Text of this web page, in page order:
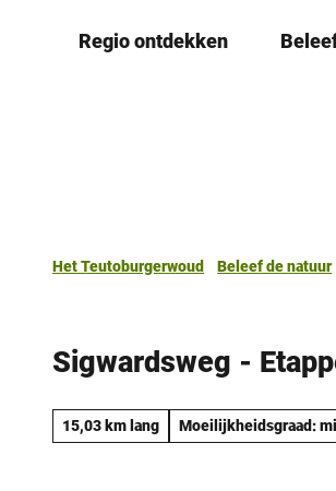
Regio ontdekken
Het Teutoburgerwoud Beleef de natuur
Sigwardsweg -
15,03 km lang Moeilijkheidsgraad: